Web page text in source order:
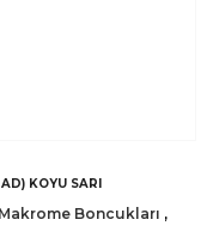
KOYU SARI
Makrome Boncukları ,